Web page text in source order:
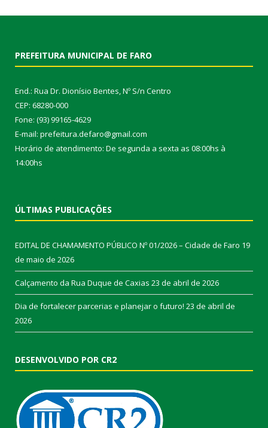
PREFEITURA MUNICIPAL DE FARO
End.: Rua Dr. Dionísio Bentes, Nº S/n Centro
CEP: 68280-000
Fone: (93) 99165-4629
E-mail: prefeitura.defaro@gmail.com
Horário de atendimento: De segunda a sexta as 08:00hs à
14:00hs
ÚLTIMAS PUBLICAÇÕES
EDITAL DE CHAMAMENTO PÚBLICO Nº 01/2026 – Cidade de Faro 19
de maio de 2026
Calçamento da Rua Duque de Caxias 23 de abril de 2026
Dia de fortalecer parcerias e planejar o futuro! 23 de abril de
2026
DESENVOLVIDO POR CR2